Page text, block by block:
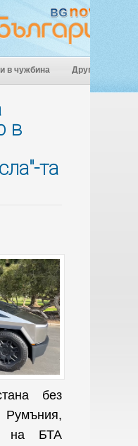
в чужбина Други
в
та
без
на БТА